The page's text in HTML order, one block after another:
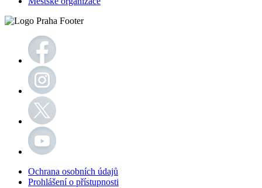
Ochrana osobních údajů
Prohlášení o přístupnosti